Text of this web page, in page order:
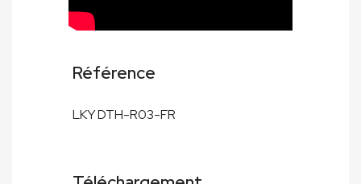
Référence
LKY DTH-R03-FR